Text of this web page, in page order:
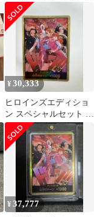
ドン 集合 1枚
¥30,333
ヒロインズエディショ
ン スペシャルセット 金
ドン 1枚
¥37,777